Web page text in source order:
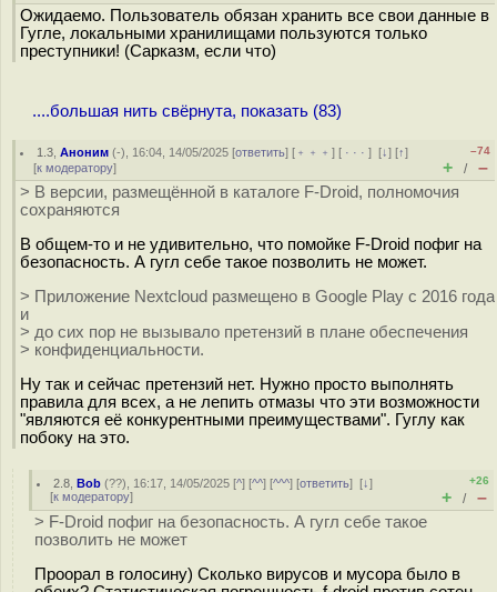
Ожидаемо. Пользователь обязан хранить все свои данные в
Гугле, локальными хранилищами пользуются только
преступники! (Сарказм, если что)
....большая нить свёрнута, показать (83)
1.3 ,Аноним (-), 16:04, 14/05/2025 [ответить] [ ﹢﹢﹢] [ · · ·][↓] [↑]
[к модератору]
–74
+ / –
> В версии, размещённой в каталоге F-Droid, полномочия
сохраняются
В общем-то и не удивительно, что помойке F-Droid пофиг на
безопасность. А гугл себе такое позволить не может.
> Приложение Nextcloud размещено в Google Play с 2016 года
и
> до сих пор не вызывало претензий в плане обеспечения
> конфиденциальности.
Ну так и сейчас претензий нет. Нужно просто выполнять
правила для всех, а не лепить отмазы что эти возможности
"являются её конкурентными преимуществами". Гуглу как
побоку на это.
2.8 ,Bob (??), 16:17, 14/05/2025 [^] [^^] [^^^] [ответить][↓]
[к модератору]
+26
+ / –
> F-Droid пофиг на безопасность. А гугл себе такое
позволить не может
Проорал в голосину) Сколько вирусов и мусора было в